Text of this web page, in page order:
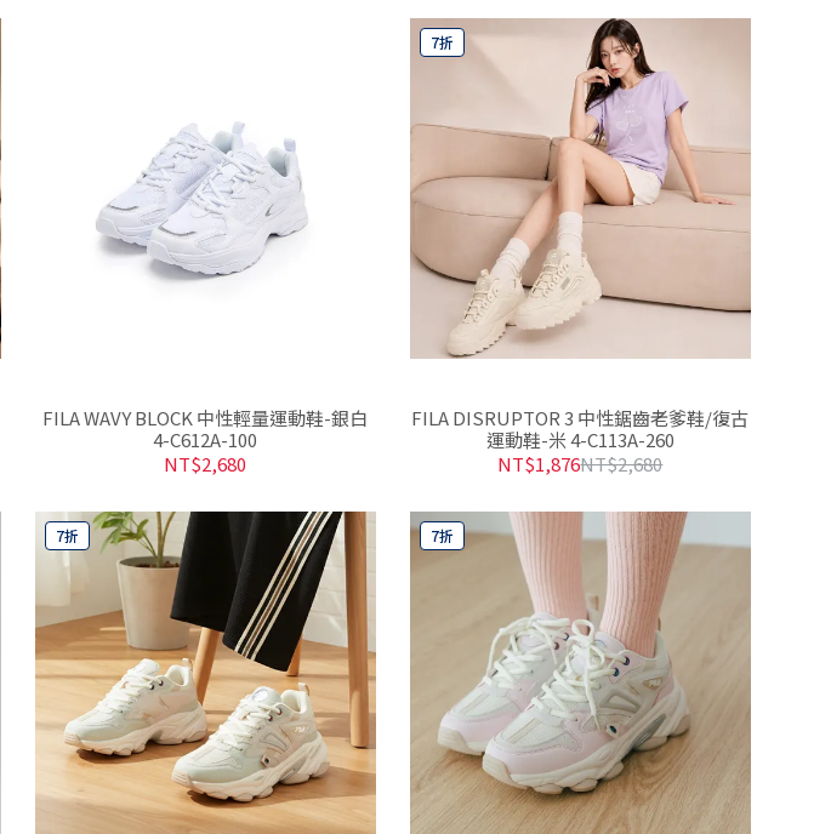
FILA WAVY BLOCK 中性輕量運動鞋-銀白
4-C612A-100
NT$2,680
7折
FILA DISRUPTOR 3 中性鋸齒老爹鞋/復古
運動鞋-米 4-C113A-260
NT$1,876NT$2,680
7折 7折